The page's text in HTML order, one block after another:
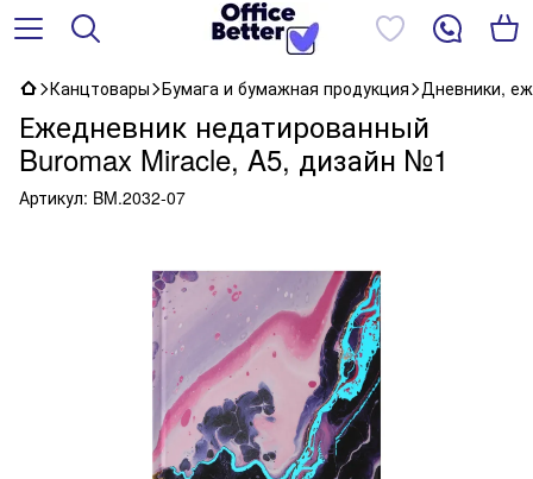
Канцтовары Бумага и бумажная продукция Дневники,
Ежедневник недатированный
Buromax Miracle, A5, дизайн №1
Артикул: BM.2032-07